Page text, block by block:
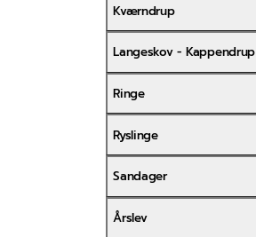
Kværndrup
Langeskov - Kappendrup
Ringe
Ryslinge
Sandager
Årslev